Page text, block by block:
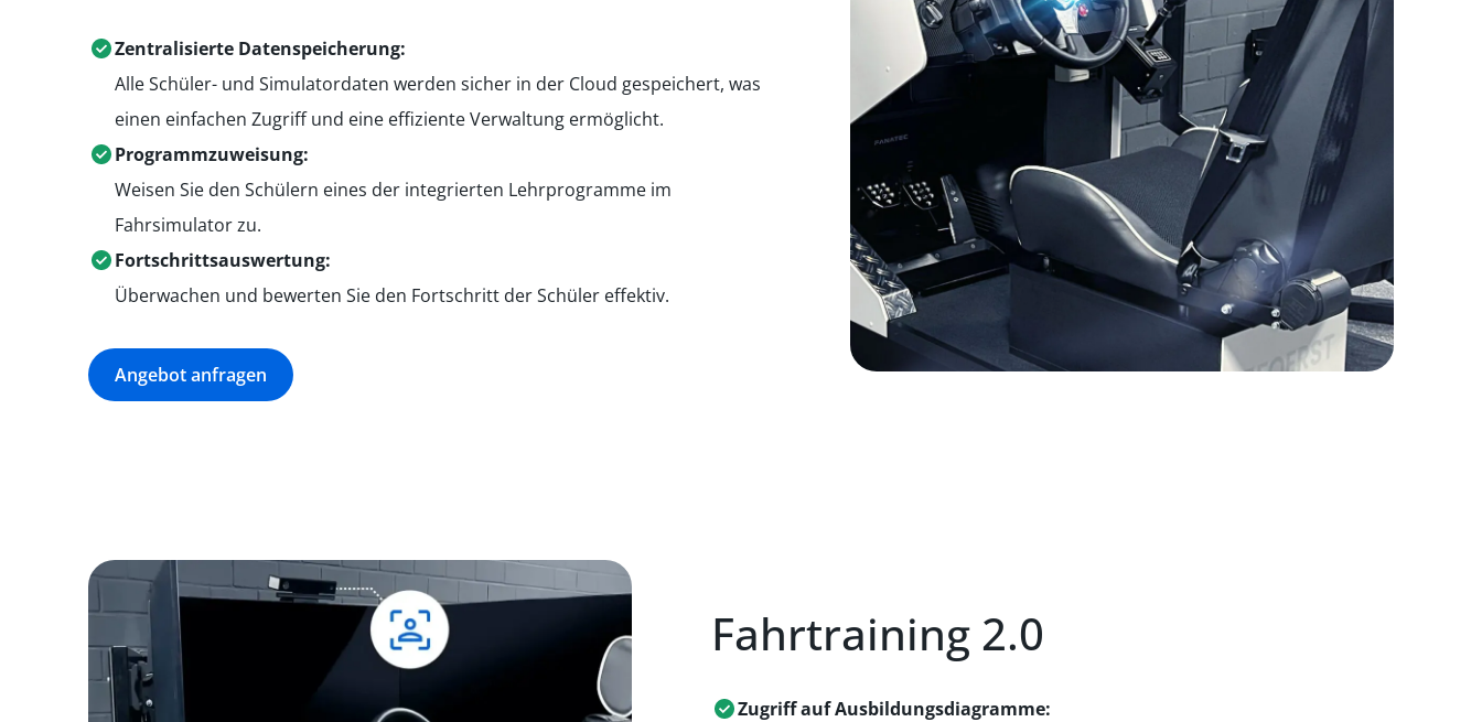
Zentralisierte Datenspeicherung:
Alle Schüler- und Simulatordaten werden sicher in der Cloud gespeichert, was
einen einfachen Zugriff und eine effiziente Verwaltung ermöglicht.
Programmzuweisung:
Weisen Sie den Schülern eines der integrierten Lehrprogramme im
Fahrsimulator zu.
Fortschrittsauswertung:
Überwachen und bewerten Sie den Fortschritt der Schüler effektiv.
Angebot anfragen
Fahrtraining 2.0
Zugriff auf Ausbildungsdiagramme: